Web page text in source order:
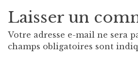
Laisser un
Votre adresse e-mail ne sera
champs obligatoires sont